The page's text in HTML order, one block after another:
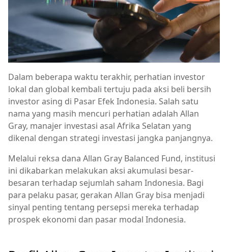
Dalam beberapa waktu terakhir, perhatian investor
lokal dan global kembali tertuju pada aksi beli bersih
investor asing di Pasar Efek Indonesia. Salah satu
nama yang masih mencuri perhatian adalah Allan
Gray, manajer investasi asal Afrika Selatan yang
dikenal dengan strategi investasi jangka panjangnya.
Melalui reksa dana Allan Gray Balanced Fund, institusi
ini dikabarkan melakukan aksi akumulasi besar-
besaran terhadap sejumlah saham Indonesia. Bagi
para pelaku pasar, gerakan Allan Gray bisa menjadi
sinyal penting tentang persepsi mereka terhadap
prospek ekonomi dan pasar modal Indonesia.